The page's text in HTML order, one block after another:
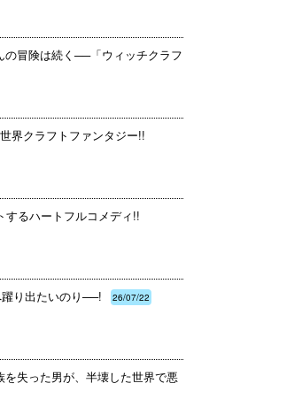
の冒険は続く──「ウィッチクラフ
界クラフトファンタジー!!
するハートフルコメディ!!
躍り出たいのり──! 26/07/22
失った男が、半壊した世界で悪